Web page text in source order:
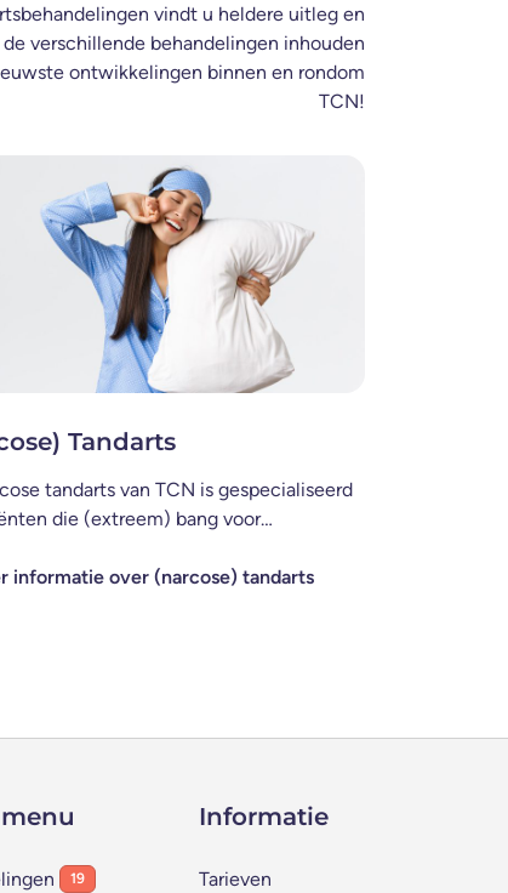
vindt u heldere uitleg en
verschillende behandelingen inhouden
ontwikkelingen binnen en rondom
TCN!
Tandarts
tandarts van TCN is gespecialiseerd
die (extreem) bang voor…
informatie over (narcose) tandarts
19
Informatie
Tarieven